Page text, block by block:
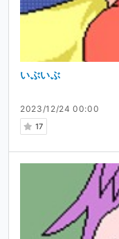
2023/12/24 00:00
17
いぶいぶ